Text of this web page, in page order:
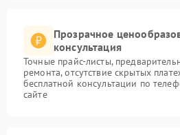
Прозрачное
консультация
Точные прайс-листы,
ремонта, отсутствие скрытых
бесплатной консультации по
сайте